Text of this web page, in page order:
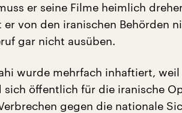
er seine Filme heimlich
er von den iranischen Behörden
gar nicht ausüben.
wurde mehrfach inhaftiert,
sich öffentlich für die iranische
gegen die nationale